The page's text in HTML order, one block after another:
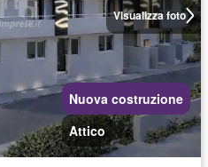
Visualizza foto
Nuova costruzione
Attico